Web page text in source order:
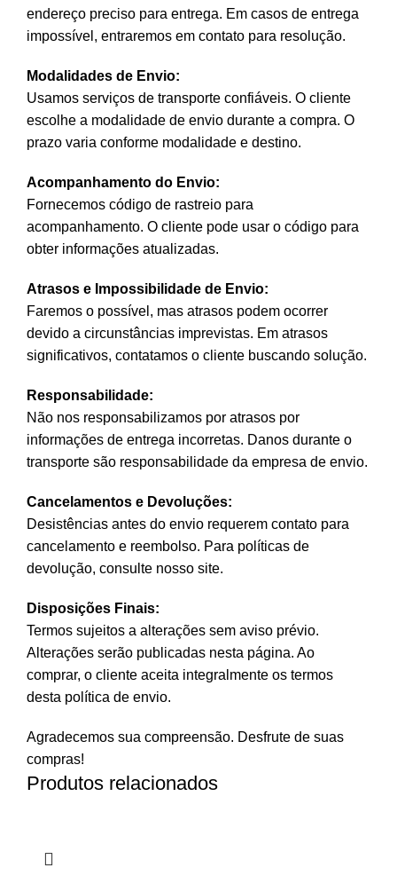
endereço preciso para entrega. Em casos de entrega
impossível, entraremos em contato para resolução.
Modalidades de Envio:
Usamos serviços de transporte confiáveis. O cliente
escolhe a modalidade de envio durante a compra. O
prazo varia conforme modalidade e destino.
Acompanhamento do Envio:
Fornecemos código de rastreio para
acompanhamento. O cliente pode usar o código para
obter informações atualizadas.
Atrasos e Impossibilidade de Envio:
Faremos o possível, mas atrasos podem ocorrer
devido a circunstâncias imprevistas. Em atrasos
significativos, contatamos o cliente buscando solução.
Responsabilidade:
Não nos responsabilizamos por atrasos por
informações de entrega incorretas. Danos durante o
transporte são responsabilidade da empresa de envio.
Cancelamentos e Devoluções:
Desistências antes do envio requerem contato para
cancelamento e reembolso. Para políticas de
devolução, consulte nosso site.
Disposições Finais:
Termos sujeitos a alterações sem aviso prévio.
Alterações serão publicadas nesta página. Ao
comprar, o cliente aceita integralmente os termos
desta política de envio.
Agradecemos sua compreensão. Desfrute de suas
compras!
Produtos relacionados